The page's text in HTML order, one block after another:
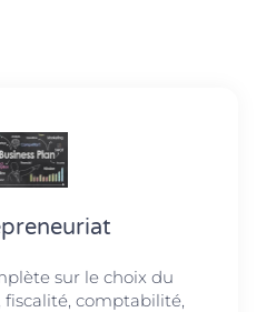
sur le choix du
comptabilité,